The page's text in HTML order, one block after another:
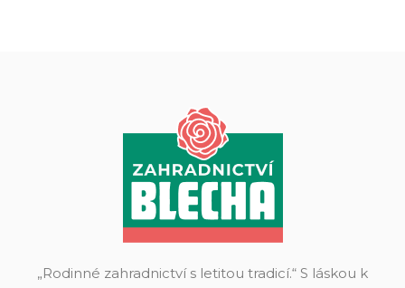
„Rodinné zahradnictví s letitou tradicí.“ S láskou k